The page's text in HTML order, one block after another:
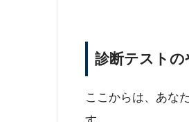
診断テストの
ここからは、あな